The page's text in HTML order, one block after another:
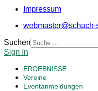
Impressum
Suchen
Sign In
ERGEBNISSE
Vereine
Eventanmeldungen